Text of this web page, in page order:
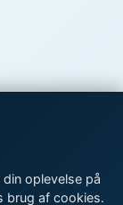
oplevelse på
brug af cookies.